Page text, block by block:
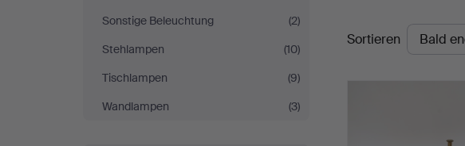
Sonstige Beleuchtung
(2)
Stehlampen
(10)
Tischlampen
(9)
Wandlampen
(3)
Laufende
Auktionen
Sortieren